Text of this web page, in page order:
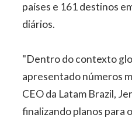
países e 161 destinos
diários.
"Dentro do contexto
apresentado números
CEO da Latam Brazil,
finalizando planos para